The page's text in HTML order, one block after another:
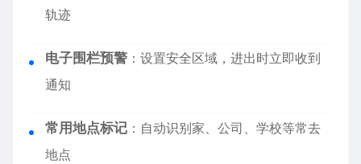
轨迹
电子围栏预警 ：设置安全区域，进出时立即收到
通知
常用地点标记 ：自动识别家、公司、学校等常去
地点